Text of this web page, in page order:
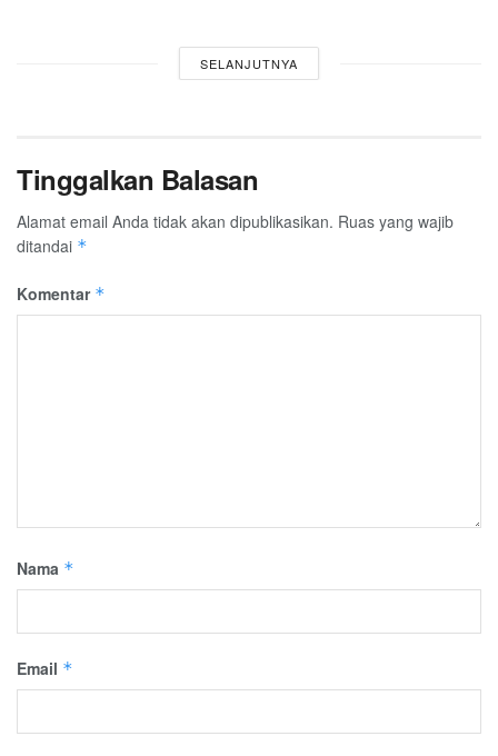
SELANJUTNYA
Tinggalkan Balasan
Alamat email Anda tidak akan dipublikasikan. Ruas yang wajib
ditandai *
Komentar *
Nama *
Email *